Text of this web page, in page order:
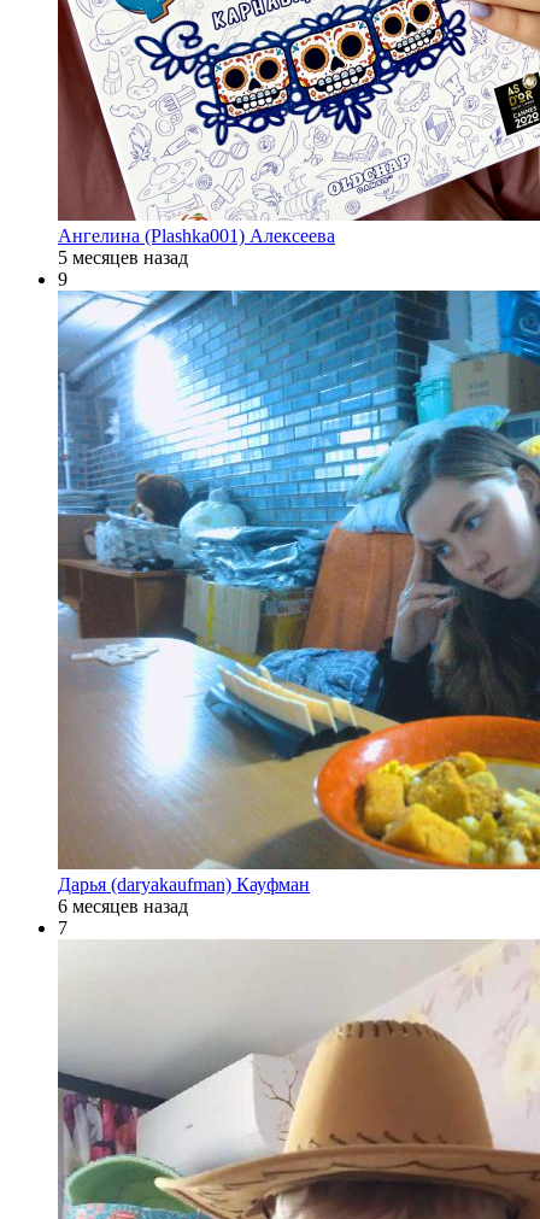
Ангелина (Plashka001) Алексеева
5 месяцев назад
9
Дарья (daryakaufman) Кауфман
6 месяцев назад
7